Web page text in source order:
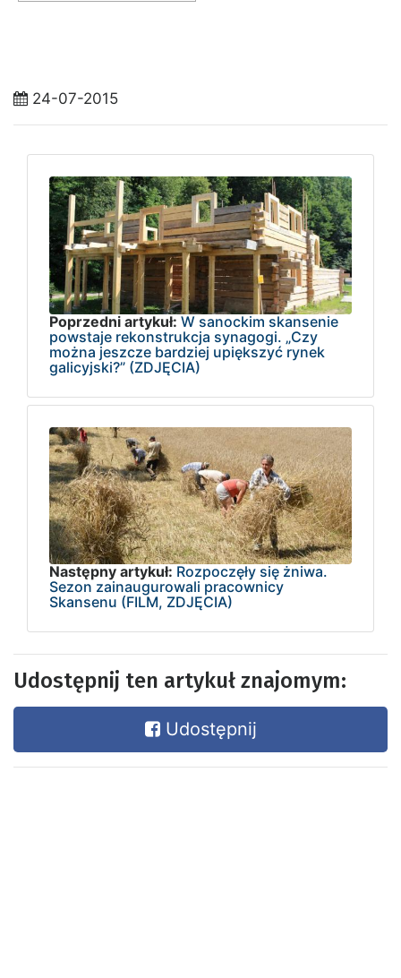
24-07-2015
Poprzedni artykuł: W sanockim skansenie
powstaje rekonstrukcja synagogi. „Czy
można jeszcze bardziej upiększyć rynek
galicyjski?” (ZDJĘCIA)
Następny artykuł: Rozpoczęły się żniwa.
Sezon zainaugurowali pracownicy
Skansenu (FILM, ZDJĘCIA)
Udostępnij ten artykuł znajomym:
Udostępnij